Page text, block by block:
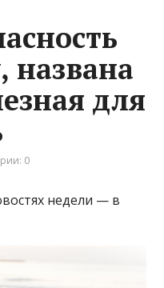
названа
для
0
недели — в